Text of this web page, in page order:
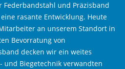
Federbandstahl und Präzisband
rasante Entwicklung. Heute
an unserem Standort in
Bevorratung von
decken wir ein weites
und Biegetechnik verwandten